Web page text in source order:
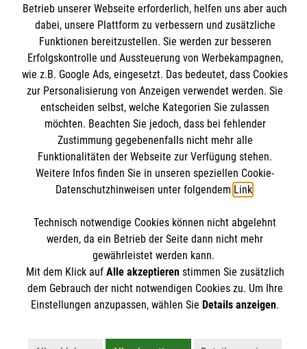
Angebote und Leistungen
Unsere Kurse
Informationen
Kontakt
Impressum
Datenschutz
Malteser online
Malteser online
Malteserorden
Malteser Jugend
Malteser International
Sharepoint
Spendenkonto
Spendenkonto
Verwendungszweck: "Malteser Warendorf"
IBAN: DE36 3706 0120 1201 2148 70
BIC: GENODED1PA7
Der Malteser Hilfsdienst e.V. ist als eingetragene
gemeinnützige Organisation von der Körperschaft- und
Gewerbesteuer befreit.
Betrieb unserer Webseite erforderlich, helfen uns aber auch
dabei, unsere Plattform zu verbessern und zusätzliche
Funktionen bereitzustellen. Sie werden zur besseren
Erfolgskontrolle und Aussteuerung von Werbekampagnen,
wie z.B. Google Ads, eingesetzt. Das bedeutet, dass Cookies
zur Personalisierung von Anzeigen verwendet werden. Sie
entscheiden selbst, welche Kategorien Sie zulassen
möchten. Beachten Sie jedoch, dass bei fehlender
Zustimmung gegebenenfalls nicht mehr alle
Funktionalitäten der Webseite zur Verfügung stehen.
Weitere Infos finden Sie in unseren speziellen Cookie-
Datenschutzhinweisen unter folgendem Link.
Technisch notwendige Cookies können nicht abgelehnt
werden, da ein Betrieb der Seite dann nicht mehr
gewährleistet werden kann.
Mit dem Klick auf Alle akzeptierenstimmen Sie zusätzlich
dem Gebrauch der nicht notwendigen Cookies zu. Um Ihre
Einstellungen anzupassen, wählen Sie Details anzeigen.